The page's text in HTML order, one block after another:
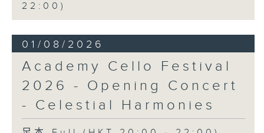
22:00)
01/08/2026
Academy Cello Festival
2026 - Opening Concert
- Celestial Harmonies